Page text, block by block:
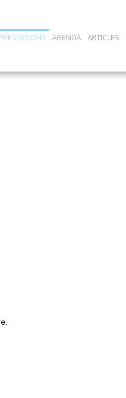
PRESTATIONS AGENDA ARTICLES